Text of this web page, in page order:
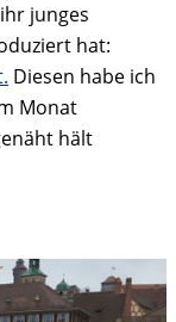
junges
hat:
Diesen habe ich
Monat
hält